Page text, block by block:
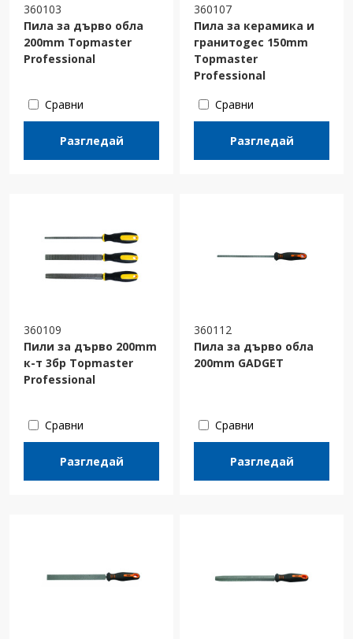
360103
Пила за дърво обла
200mm Topmaster
Professional
Сравни
Разгледай
360107
Пила за керамика и
гранитоgес 150mm
Topmaster
Professional
Сравни
Разгледай
360109
Пили за дърво 200mm
к-т 3бр Topmaster
Professional
Сравни
Разгледай
360112
Пила за дърво обла
200mm GADGET
Сравни
Разгледай